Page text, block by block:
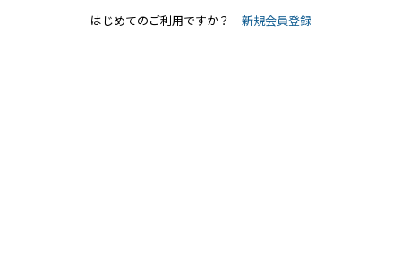
はじめてのご利用ですか？ 新規会員登録